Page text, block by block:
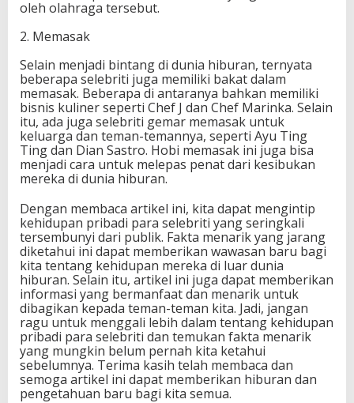
oleh olahraga tersebut.
2. Memasak
Selain menjadi bintang di dunia hiburan, ternyata
beberapa selebriti juga memiliki bakat dalam
memasak. Beberapa di antaranya bahkan memiliki
bisnis kuliner seperti Chef J dan Chef Marinka. Selain
itu, ada juga selebriti gemar memasak untuk
keluarga dan teman-temannya, seperti Ayu Ting
Ting dan Dian Sastro. Hobi memasak ini juga bisa
menjadi cara untuk melepas penat dari kesibukan
mereka di dunia hiburan.
Dengan membaca artikel ini, kita dapat mengintip
kehidupan pribadi para selebriti yang seringkali
tersembunyi dari publik. Fakta menarik yang jarang
diketahui ini dapat memberikan wawasan baru bagi
kita tentang kehidupan mereka di luar dunia
hiburan. Selain itu, artikel ini juga dapat memberikan
informasi yang bermanfaat dan menarik untuk
dibagikan kepada teman-teman kita. Jadi, jangan
ragu untuk menggali lebih dalam tentang kehidupan
pribadi para selebriti dan temukan fakta menarik
yang mungkin belum pernah kita ketahui
sebelumnya. Terima kasih telah membaca dan
semoga artikel ini dapat memberikan hiburan dan
pengetahuan baru bagi kita semua.